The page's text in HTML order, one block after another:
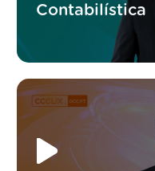
Contabilística